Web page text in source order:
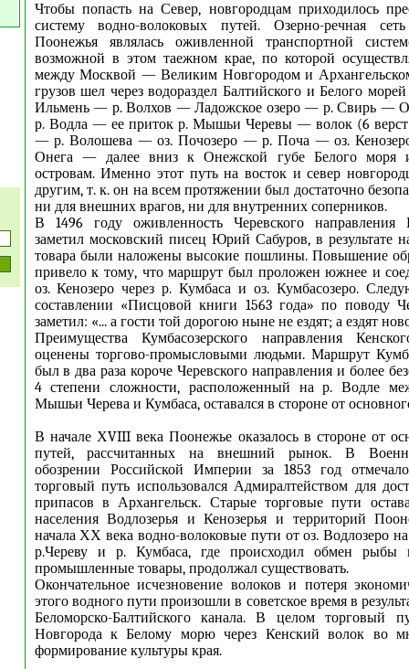
Чтобы попасть на Север, новгородцам приходилось
систему водно-волоковых путей. Озерно-речная
Поонежья являлась оживленной транспортной
возможной в этом таежном крае, по которой
между Москвой — Великим Новгородом и
грузов шел через водораздел Балтийского и Белого
Ильмень — р. Волхов — Ладожское озеро — р. Свирь —
р. Водла — ее приток р. Мышьи Черевы — волок (6
— р. Волошева — оз. Почозеро — р. Поча — оз.
Онега — далее вниз к Онежской губе Белого моря
островам. Именно этот путь на восток и север
другим, т. к. он на всем протяжении был достаточно
ни для внешних врагов, ни для внутренних соперников.
В 1496 году оживленность Черевского направления
заметил московский писец Юрий Сабуров, в результате
товара были наложены высокие пошлины. Повышение
привело к тому, что маршрут был проложен южнее и
оз. Кенозеро через р. Кумбаса и оз. Кумбасозеро.
составлении «Писцовой книги 1563 года» по поводу
заметил: «... а гости той дорогою ныне не ездят; а ездят
Преимущества Кумбасозерского направления
оценены торгово-промысловыми людьми. Маршрут
был в два раза короче Черевского направления и более
4 степени сложности, расположенный на р. Водле
Мышьи Черева и Кумбаса, оставался в стороне от
В начале ХVIII века Поонежье оказалось в стороне от
путей, рассчитанных на внешний рынок. В Военно-
обозрении Российской Империи за 1853 год
торговый путь использовался Адмиралтейством для
припасов в Архангельск. Старые торговые пути
населения Водлозерья и Кенозерья и территорий
начала ХХ века водно-волоковые пути от оз. Водлозеро
р.Череву и р. Кумбаса, где происходил обмен рыбы
промышленные товары, продолжал существовать.
Окончательное исчезновение волоков и потеря
этого водного пути произошли в советское время в
Беломорско-Балтийского канала. В целом торговый
Новгорода к Белому морю через Кенский волок во
формирование культуры края.